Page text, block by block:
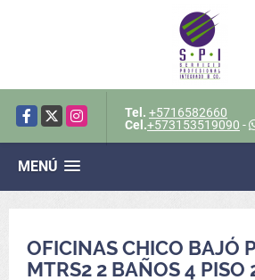
Facebook
X Instagram Tel. +5716582660
Cel.+573153519090 -
MENÚ
OFICINAS CHICO BAJÓ
MTRS2 2 BAÑOS 4 PISO